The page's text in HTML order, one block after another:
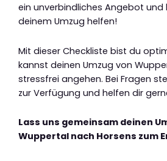
ein unverbindliches Angebot und
deinem Umzug helfen!
Mit dieser Checkliste bist du
kannst deinen Umzug von
stressfrei angehen. Bei Fragen
zur Verfügung und helfen dir
Lass uns gemeinsam deinen
Wuppertal nach Horsens zum